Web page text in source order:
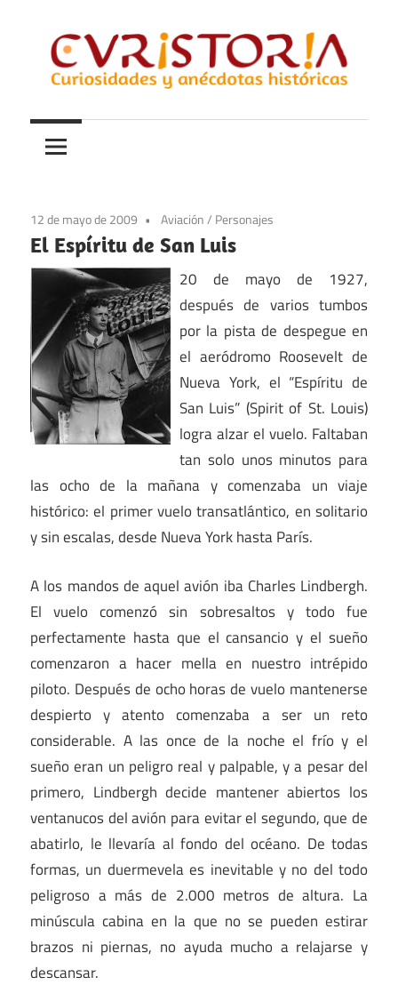
contenido
Curistoria
y
anécdotas
historia
12 de mayo de 2009 Aviación/ Personajes
El Espíritu de San Luis
20 de mayo de 1927,
después de varios tumbos
por la pista de despegue en
el aeródromo Roosevelt de
Nueva York, el “Espíritu de
San Luis” (Spirit of St. Louis)
logra alzar el vuelo. Faltaban
tan solo unos minutos para
las ocho de la mañana y comenzaba un viaje
histórico: el primer vuelo transatlántico, en solitario
y sin escalas, desde Nueva York hasta París.
A los mandos de aquel avión iba Charles Lindbergh.
El vuelo comenzó sin sobresaltos y todo fue
perfectamente hasta que el cansancio y el sueño
comenzaron a hacer mella en nuestro intrépido
piloto. Después de ocho horas de vuelo mantenerse
despierto y atento comenzaba a ser un reto
considerable. A las once de la noche el frío y el
sueño eran un peligro real y palpable, y a pesar del
primero, Lindbergh decide mantener abiertos los
ventanucos del avión para evitar el segundo, que de
abatirlo, le llevaría al fondo del océano. De todas
formas, un duermevela es inevitable y no del todo
peligroso a más de 2.000 metros de altura. La
minúscula cabina en la que no se pueden estirar
brazos ni piernas, no ayuda mucho a relajarse y
descansar.